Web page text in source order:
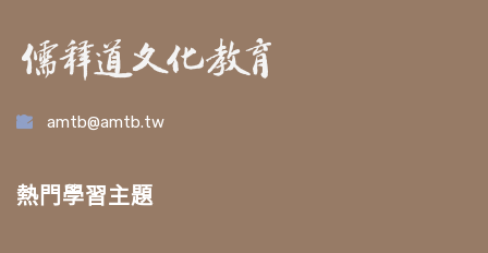
amtb@amtb.tw
熱門學習主題